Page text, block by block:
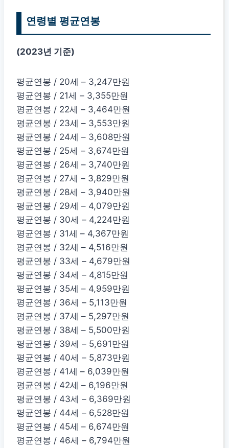
연령별 평균연봉
(2023년 기준)
평균연봉 / 20세 – 3,247만원
평균연봉 / 21세 – 3,355만원
평균연봉 / 22세 – 3,464만원
평균연봉 / 23세 – 3,553만원
평균연봉 / 24세 – 3,608만원
평균연봉 / 25세 – 3,674만원
평균연봉 / 26세 – 3,740만원
평균연봉 / 27세 – 3,829만원
평균연봉 / 28세 – 3,940만원
평균연봉 / 29세 – 4,079만원
평균연봉 / 30세 – 4,224만원
평균연봉 / 31세 – 4,367만원
평균연봉 / 32세 – 4,516만원
평균연봉 / 33세 – 4,679만원
평균연봉 / 34세 – 4,815만원
평균연봉 / 35세 – 4,959만원
평균연봉 / 36세 – 5,113만원
평균연봉 / 37세 – 5,297만원
평균연봉 / 38세 – 5,500만원
평균연봉 / 39세 – 5,691만원
평균연봉 / 40세 – 5,873만원
평균연봉 / 41세 – 6,039만원
평균연봉 / 42세 – 6,196만원
평균연봉 / 43세 – 6,369만원
평균연봉 / 44세 – 6,528만원
평균연봉 / 45세 – 6,674만원
평균연봉 / 46세 – 6,794만원